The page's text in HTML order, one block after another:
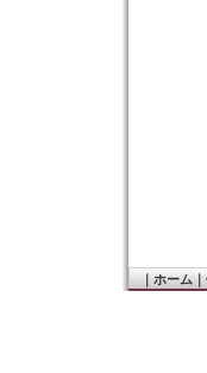
ホーム｜